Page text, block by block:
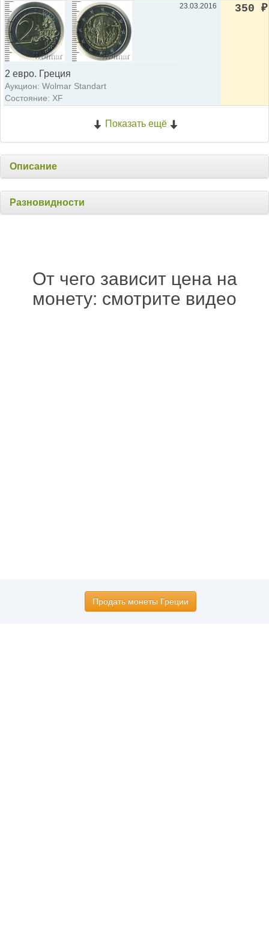
2 евро. Греция
Аукцион: Wolmar Standart
Состояние: XF
23.03.2016 350 ₽
Показать ещё
Описание
Разновидности
От чего зависит цена на
монету: смотрите видео
Продать монеты Греции